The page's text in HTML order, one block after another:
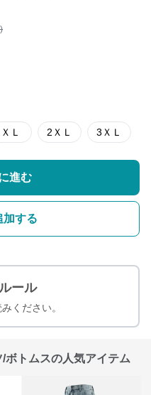
ＸＬ 2ＸＬ 3ＸＬ
進む
加する
ール
ください。
ボトムスの人気アイテム